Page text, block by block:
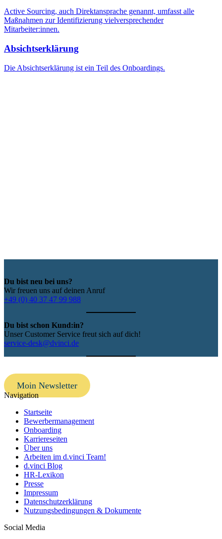
Active Sourcing, auch Direktansprache genannt, umfasst alle
Maßnahmen zur Identifizierung vielversprechender
Mitarbeiter:innen.
Absichtserklärung
Die Absichtserklärung ist ein Teil des Onboardings.
Du bist neu bei uns?
Wir freuen uns auf deinen Anruf
+49 (0) 40 37 47 99 988
Du bist schon Kund:in?
Unser Customer Service freut sich auf dich!
service-desk@dvinci.de
Moin Newsletter
Navigation
Startseite
Bewerbermanagement
Onboarding
Karriereseiten
Über uns
Arbeiten im d.vinci Team!
d.vinci Blog
HR-Lexikon
Presse
Impressum
Datenschutzerklärung
Nutzungsbedingungen & Dokumente
Social Media